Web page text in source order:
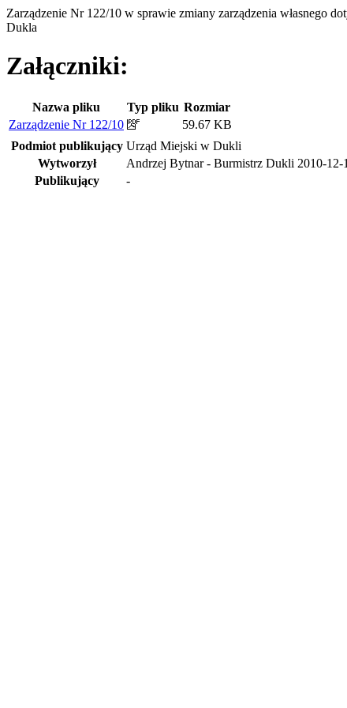
Zarządzenie Nr 122/10 w sprawie zmiany zarządzenia własnego
Dukla
Załączniki:
Nazwa pliku Typ pliku Rozmiar
Zarządzenie Nr 122/10
59.67 KB
Podmiot publikujący Urząd Miejski w Dukli
Wytworzył
Andrzej Bytnar - Burmistrz Dukli 2010-12-
Publikujący
-